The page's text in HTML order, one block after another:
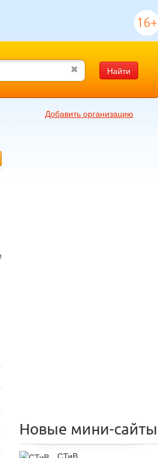
16+
Найти
Добавить организацию
Новые мини-сайты
СТиВ